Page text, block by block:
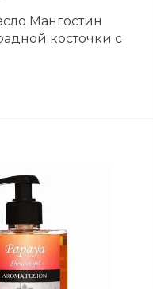
Мангостин
косточки с
100 мл